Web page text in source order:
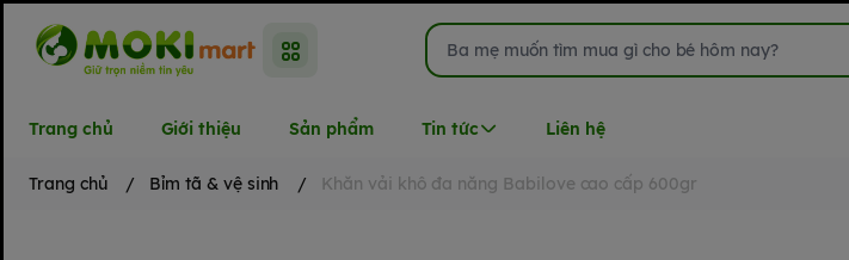
Trang chủ Giới thiệu Sản phẩm Tin tức Liên hệ
Trang chủ / Bỉm tã & vệ sinh / Khăn vải khô đa năng Babilove cao cấp 600gr